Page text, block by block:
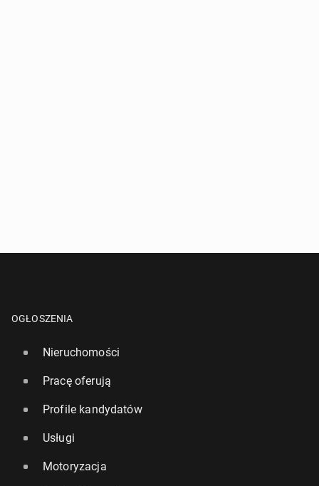
OGŁOSZENIA
Nieruchomości
Pracę oferują
Profile kandydatów
Usługi
Motoryzacja